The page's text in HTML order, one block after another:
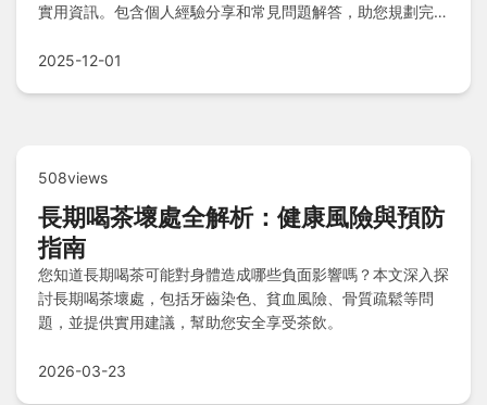
實用資訊。包含個人經驗分享和常見問題解答，助您規劃完美
2025-12-01
508views
長期喝茶壞處全解析：健康風險與預防
指南
您知道長期喝茶可能對身體造成哪些負面影響嗎？本文深入探
討長期喝茶壞處，包括牙齒染色、貧血風險、骨質疏鬆等問
題，並提供實用建議，幫助您安全享受茶飲。
2026-03-23